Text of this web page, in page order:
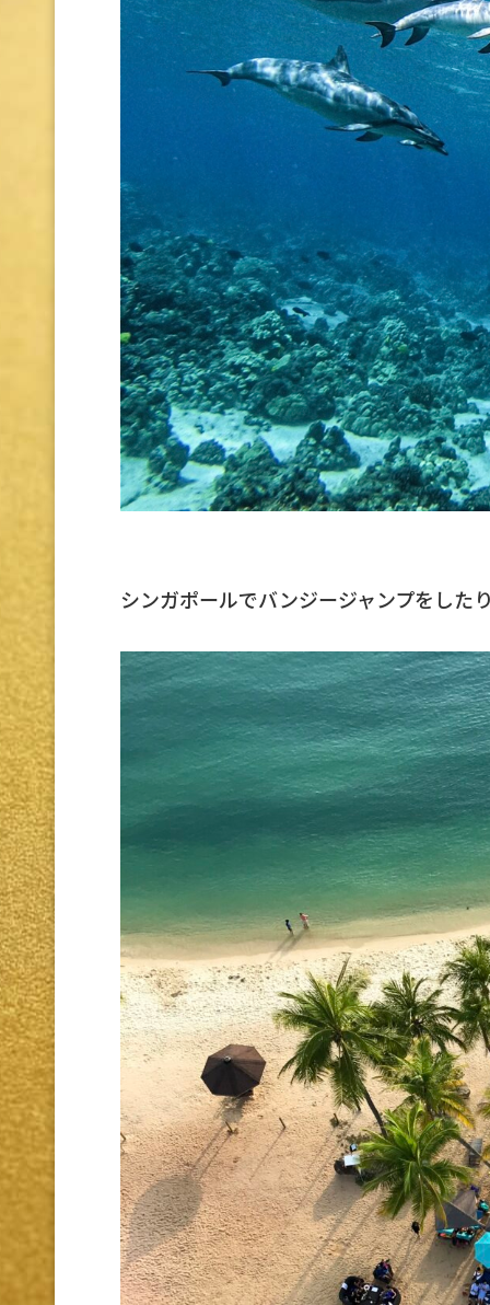
シンガポールでバンジージャンプをした